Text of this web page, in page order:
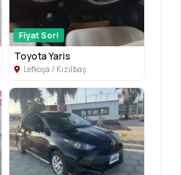
Fiyat Sor!
Toyota Yaris
Lefkoşa / Kızılbaş